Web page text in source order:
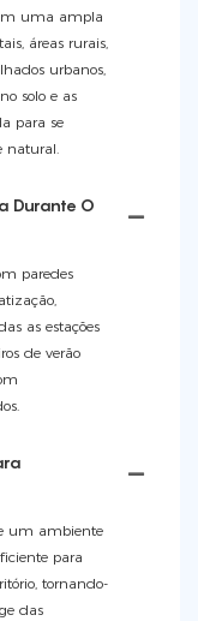
uma ampla
áreas rurais,
urbanos,
solo e as
para se
natural.
Durante O
paredes
as estações
de verão
um ambiente
para
tornando-
das